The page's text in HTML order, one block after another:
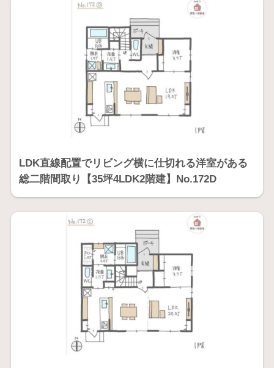
LDK直線配置でリビング横に仕切れる洋室がある
総二階間取り【35坪4LDK2階建】No.172D